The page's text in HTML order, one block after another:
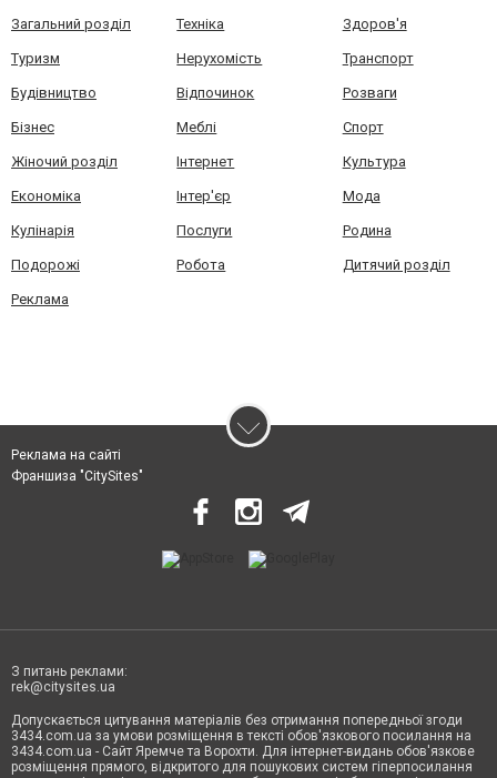
Загальний розділ Техніка Здоров'я
Туризм Нерухомість Транспорт
Будівництво Відпочинок Розваги
Бізнес Меблі Спорт
Жіночий розділ Інтернет Культура
Економіка Інтер'єр Мода
Кулінарія Послуги Родина
Подорожі Робота Дитячий розділ
Реклама
Реклама на сайті
Франшиза "CitySites"
З питань реклами:
rek@citysites.ua
Допускається цитування матеріалів без отримання попередньої згоди
3434.com.ua за умови розміщення в тексті обов'язкового посилання на
3434.com.ua - Сайт Яремче та Ворохти. Для інтернет-видань обов'язкове
розміщення прямого, відкритого для пошукових систем гіперпосилання